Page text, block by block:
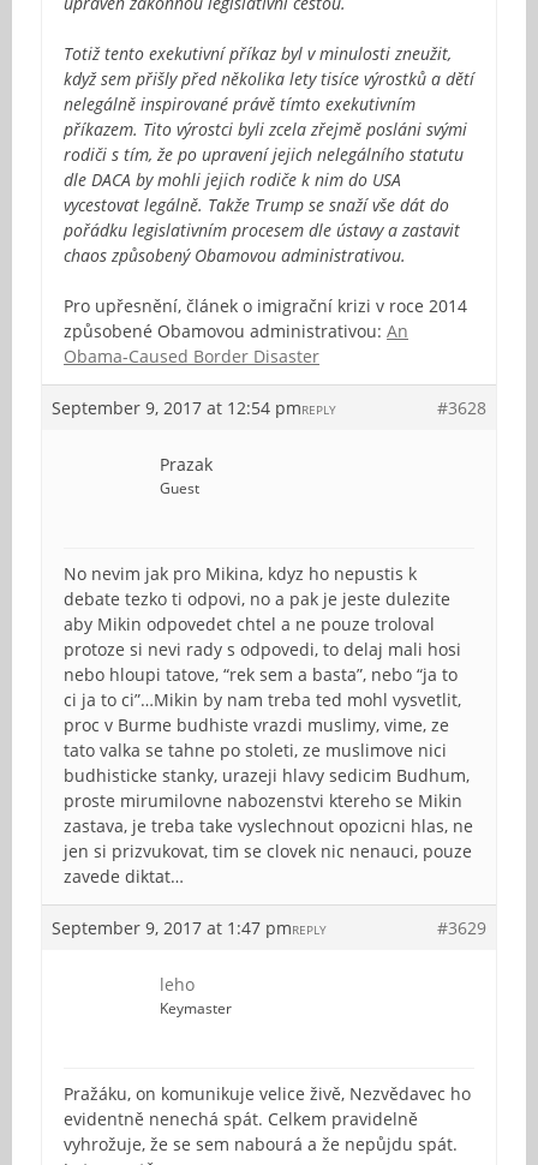
Totiž tento exekutivní příkaz byl v minulosti zneužit,
když sem přišly před několika lety tisíce výrostků a dětí
nelegálně inspirované právě tímto exekutivním
příkazem. Tito výrostci byli zcela zřejmě posláni svými
rodiči s tím, že po upravení jejich nelegálního statutu
dle DACA by mohli jejich rodiče k nim do USA
vycestovat legálně. Takže Trump se snaží vše dát do
pořádku legislativním procesem dle ústavy a zastavit
chaos způsobený Obamovou administrativou.
Pro upřesnění, článek o imigrační krizi v roce 2014
způsobené Obamovou administrativou: An
Obama-Caused Border Disaster
September 9, 2017 at 12:54 pm #3628
REPLY
Prazak
Guest
No nevim jak pro Mikina, kdyz ho nepustis k
debate tezko ti odpovi, no a pak je jeste dulezite
aby Mikin odpovedet chtel a ne pouze troloval
protoze si nevi rady s odpovedi, to delaj mali hosi
nebo hloupi tatove, “rek sem a basta”, nebo “ja to
ci ja to ci”…Mikin by nam treba ted mohl vysvetlit,
proc v Burme budhiste vrazdi muslimy, vime, ze
tato valka se tahne po stoleti, ze muslimove nici
budhisticke stanky, urazeji hlavy sedicim Budhum,
proste mirumilovne nabozenstvi ktereho se Mikin
zastava, je treba take vyslechnout opozicni hlas, ne
jen si prizvukovat, tim se clovek nic nenauci, pouze
zavede diktat…
September 9, 2017 at 1:47 pm #3629
REPLY
leho
Keymaster
Pražáku, on komunikuje velice živě, Nezvědavec ho
evidentně nenechá spát. Celkem pravidelně
vyhrožuje, že se sem nabourá a že nepůjdu spát.